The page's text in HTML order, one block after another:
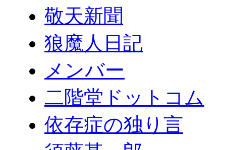
敬天新聞
狼魔人日記
メンバー
二階堂ドットコム
依存症の独り言